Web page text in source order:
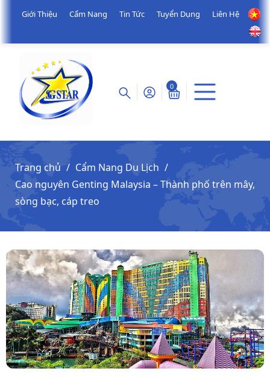
Giới Thiệu Cẩm Nang Tin Tức Tuyển Dụng Liên Hệ
0
Trang chủ
Cẩm Nang Du Lịch
Cao nguyên Genting Malaysia – Thành phố trên mây,
sòng bạc, cáp treo